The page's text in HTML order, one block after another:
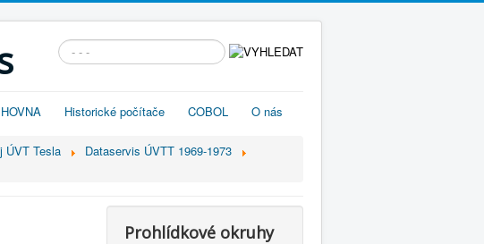
Vyhledávání...
Historické počítače COBOL O nás
ÚVT Tesla
Dataservis ÚVTT 1969-1973
Prohlídkové okruhy